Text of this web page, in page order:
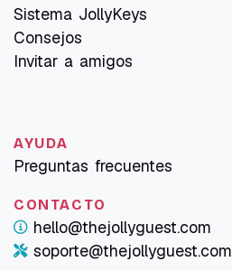
Sistema JollyKeys
Consejos
Invitar a amigos
AYUDA
Preguntas frecuentes
CONTACTO
hello@thejollyguest.com
soporte@thejollyguest.com